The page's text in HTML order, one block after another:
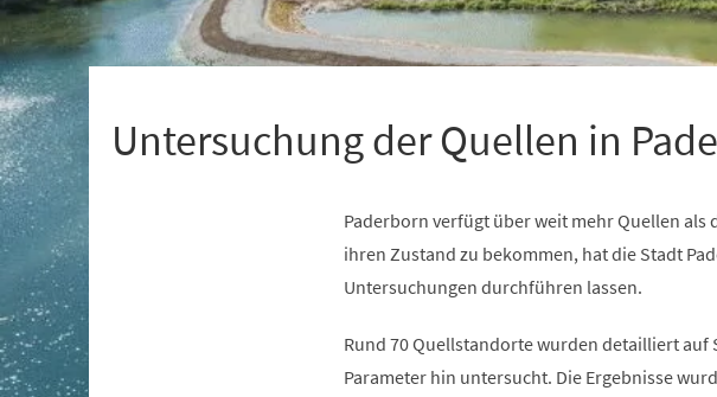
+
1
Untersuchung der Quellen in
Paderborn verfügt über weit mehr Quellen als
ihren Zustand zu bekommen, hat die Stadt
Untersuchungen durchführen lassen.
Rund 70 Quellstandorte wurden detailliert
Parameter hin untersucht. Die Ergebnisse